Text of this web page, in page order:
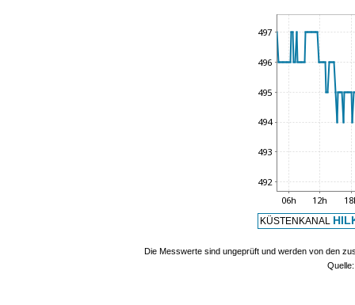
KÜSTENKANAL
Die Messwerte sind ungeprüft und werden von den